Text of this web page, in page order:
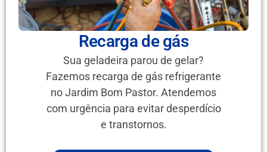
Recarga de gás
Sua geladeira parou de gelar?
Fazemos recarga de gás refrigerante
no Jardim Bom Pastor. Atendemos
com urgência para evitar desperdício
e transtornos.